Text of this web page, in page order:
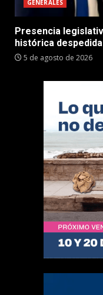
GENERALES
Presencia
histórica
5 de agosto de 2026